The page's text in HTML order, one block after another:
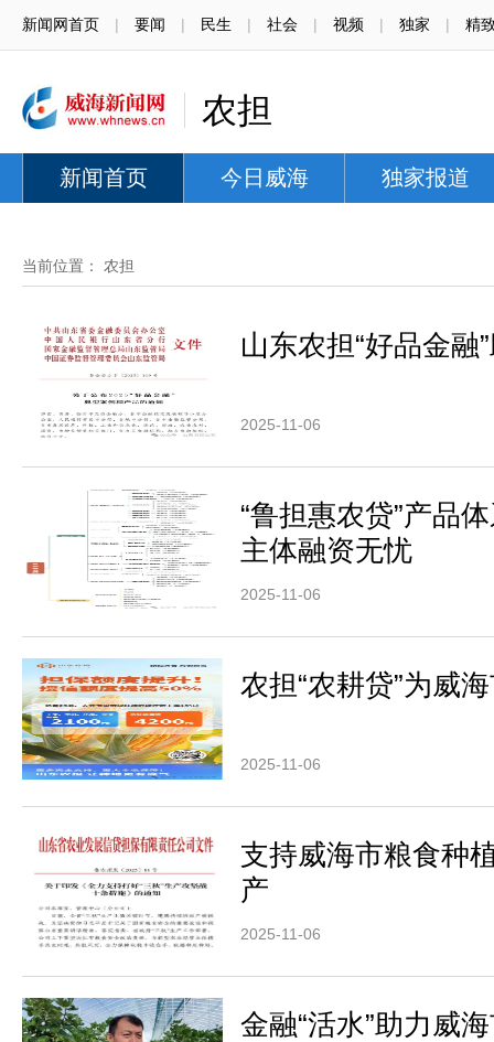
新闻网首页 | 要闻 | 民生 | 社会 | 视频 | 独家 | 精
农担
新闻首页 今日威海 独家报道
当前位置： 农担
山东农担“好品金
2025-11-06
“鲁担惠农贷”产品
主体融资无忧
2025-11-06
农担“农耕贷”为威
2025-11-06
支持威海市粮食种
产
2025-11-06
金融“活水”助力威